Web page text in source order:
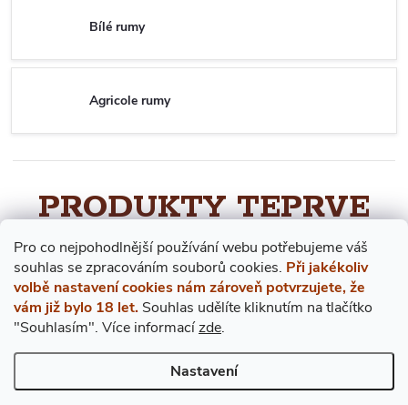
Pro co nejpohodlnější používání webu potřebujeme váš
souhlas se zpracováním souborů cookies. Při jakékoliv
volbě nastavení cookies nám zároveň potvrzujete, že
vám již bylo 18 let. Souhlas udělíte kliknutím na tlačítko
"Souhlasím". Více informacízde.
Nastavení
Bílé rumy
Agricole rumy
PRODUKTY TEPRVE
PŘIPRAVUJEME.
Můžete se ale podívat na ostatní kategorie.